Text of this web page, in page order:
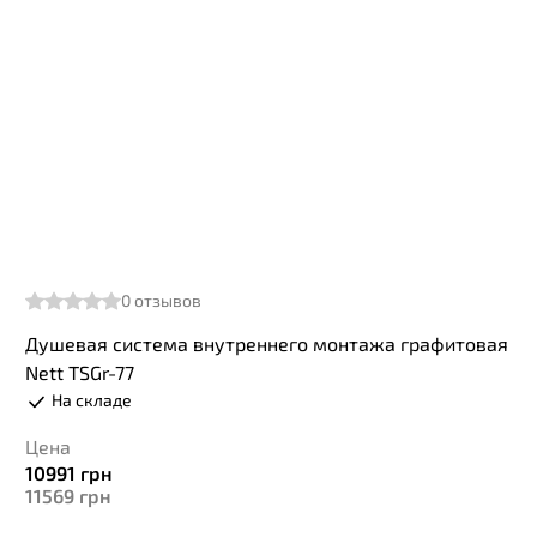
0отзывов
Душевая система внутреннего монтажа графитовая
Nett TSGr-77
На складе
Цена
10991 грн
11569 грн